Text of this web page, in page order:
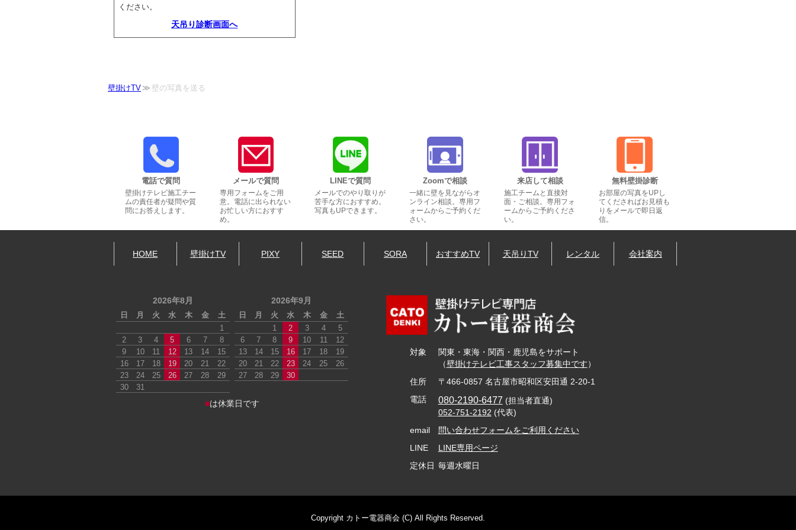
ください。
天吊り診断画面へ
壁掛けTV 壁の写真を送る
電話で質問
壁掛けテレビ施工チー
ムの責任者が疑問や質
問にお答えします。
メールで質問
専用フォームをご用
意。電話に出られない
お忙しい方におすす
め。
LINEで質問
メールでのやり取りが
苦手な方におすすめ。
写真もUPできます。
Zoomで相談
一緒に壁を見ながらオ
ンライン相談。専用フ
ォームからご予約くだ
さい。
来店して相談
施工チームと直接対
面・ご相談。専用フォ
ームからご予約くださ
い。
無料壁掛診断
お部屋の写真をUPし
てくださればお見積も
りをメールで即日返
信。
HOME 壁掛けTV PIXY SEED SORA おすすめTV 天吊りTV レンタル 会社案内
2026年8月
日 月 火 水 木 金
土
1
2
3 4 5 6 7
8
9
10 11 12 13 14
15
16
17 18 19 20 21
22
23
24 25 26 27 28
29
30
31
2026年9月
日 月 火 水 木 金
土
1
2 3 4
5
6
7 8 9 10 11
12
13
14 15 16 17 18
19
20
21 22 23 24 25
26
27
28 29 30
■は休業日です
対象
関東・東海・関西・鹿児島をサポート
（壁掛けテレビ工事スタッフ募集中です ）
住所
〒466-0857 名古屋市昭和区安田通 2-20-1
電話
080-2190-6477 (担当者直通)
052-751-2192 (代表)
email
問い合わせフォームをご利用ください
LINE
LINE専用ページ
定休日 毎週水曜日
Copyright カトー電器商会 (C) All Rights Reserved.